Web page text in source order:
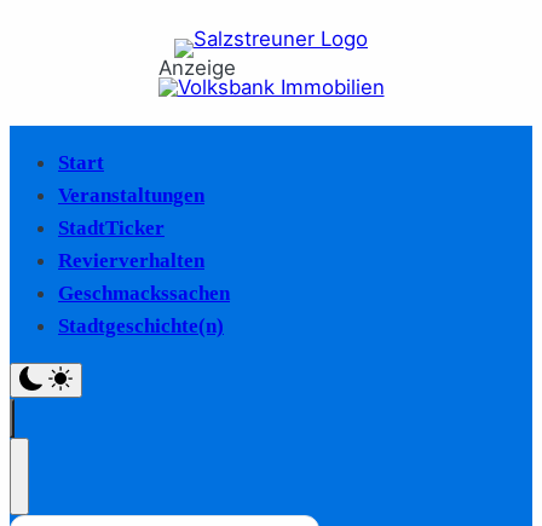
Anzeige
Start
Veranstaltungen
StadtTicker
Revierverhalten
Geschmackssachen
Stadtgeschichte(n)